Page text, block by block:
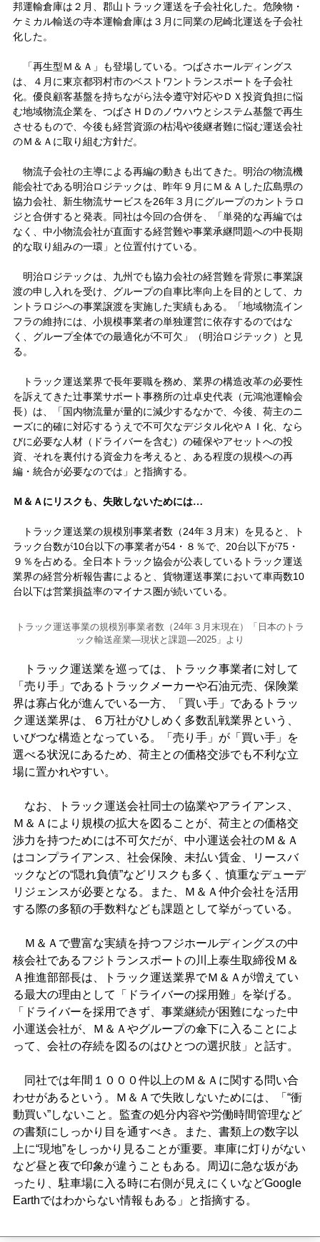
邦運輸倉庫は２月、郡山トラック運送を子会社化した。危険物・
ケミカル輸送の寺本運輸倉庫は３月に同業の尼崎北運送を子会社
化した。
「再生型Ｍ＆Ａ」も登場している。つばさホールディングス
は、４月に東京都羽村市のベストワントランスポートを子会社
化。優良顧客基盤を持ちながら法令遵守対応やＤＸ投資負担に悩
む地域物流企業を、つばさＨＤのノウハウとシステム基盤で再生
させるもので、今後も経営資源の枯渇や後継者難に悩む運送会社
のＭ＆Ａに取り組む方針だ。
物流子会社の主導による再編の動きも出てきた。明治の物流機
能会社である明治ロジテックは、昨年９月にＭ＆Ａした広島県の
協力会社、新生物流サービスを26年３月にグループのカントラロ
ジと合併すると発表。同社は今回の合併を、「単発的な再編では
なく、中小物流会社が直面する経営難や事業承継問題への中長期
的な取り組みの一環」と位置付けている。
明治ロジテックは、九州でも協力会社の経営難を背景に事業譲
渡の申し入れを受け、グループの自車比率向上を目的として、カ
ントラロジへの事業譲渡を実施した実績もある。「地域物流イン
フラの維持には、小規模事業者の単独運営に依存するのではな
く、グループ全体での最適化が不可欠」（明治ロジテック）と見
る。
トラック運送業界で長年要職を務め、業界の構造改革の必要性
を訴えてきた辻事業サポート事務所の辻卓史代表（元鴻池運輸会
長）は、「国内物流量が量的に減少するなかで、今後、荷主のニ
ーズに的確に対応するうえで不可欠なデジタル化やＡＩ化、なら
びに必要な人材（ドライバーを含む）の確保やアセットへの投
資、それを裏付ける資金力を考えると、ある程度の規模への再
編・統合が必要なのでは」と指摘する。
Ｍ＆Ａにリスクも、失敗しないためには…
トラック運送業の規模別事業者数（24年３月末）を見ると、ト
ラック台数が10台以下の事業者が54・８％で、20台以下が75・
９％を占める。全日本トラック協会が公表しているトラック運送
業界の経営分析報告書によると、貨物運送事業において車両数10
台以下は営業損益率のマイナス圏が続いている。
トラック運送事業の規模別事業者数（24年３月末現在）「日本のトラ
ック輸送産業―現状と課題―2025」より
トラック運送業を巡っては、トラック事業者に対して
「売り手」であるトラックメーカーや石油元売、保険業
界は寡占化が進んでいる一方、「買い手」であるトラッ
ク運送業界は、６万社がひしめく多数乱戦業界という、
いびつな構造となっている。「売り手」が「買い手」を
選べる状況にあるため、荷主との価格交渉でも不利な立
場に置かれやすい。
なお、トラック運送会社同士の協業やアライアンス、
Ｍ＆Ａにより規模の拡大を図ることが、荷主との価格交
渉力を持つためには不可欠だが、中小運送会社のＭ＆Ａ
はコンプライアンス、社会保険、未払い賃金、リースバ
ックなどの“隠れ負債”などリスクも多く、慎重なデューデ
リジェンスが必要となる。また、Ｍ＆Ａ仲介会社を活用
する際の多額の手数料なども課題として挙がっている。
Ｍ＆Ａで豊富な実績を持つフジホールディングスの中
核会社であるフジトランスポートの川上泰生取締役Ｍ＆
Ａ推進部部長は、トラック運送業界でＭ＆Ａが増えてい
る最大の理由として「ドライバーの採用難」を挙げる。
「ドライバーを採用できず、事業継続が困難になった中
小運送会社が、Ｍ＆Ａやグループの傘下に入ることによ
って、会社の存続を図るのはひとつの選択肢」と話す。
同社では年間１０００件以上のＭ＆Ａに関する問い合
わせがあるという。Ｍ＆Ａで失敗しないためには、「“衝
動買い”しないこと。監査の処分内容や労働時間管理など
の書類にしっかり目を通すべき。また、書類上の数字以
上に“現地”をしっかり見ることが重要。車庫に灯りがない
など昼と夜で印象が違うこともある。周辺に急な坂があ
ったり、駐車場に入る時に右側が見えにくいなどGoogle
Earthではわからない情報もある」と指摘する。